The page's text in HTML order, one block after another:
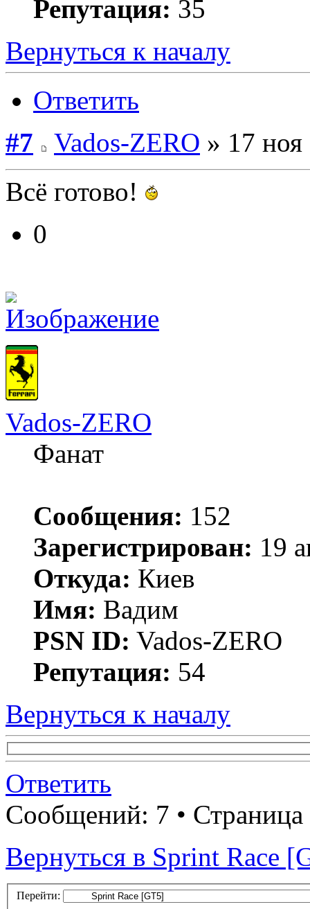
Репутация: 35
Вернуться к началу
Ответить
#7
Vados-ZERO » 17
Всё готово!
0
Vados-ZERO
Фанат
Сообщения: 152
Зарегистрирован: 19
Откуда: Киев
Имя: Вадим
PSN ID: Vados-ZERO
Репутация: 54
Вернуться к началу
Ответить
Сообщений: 7 • Страница
Вернуться в Sprint Race
Перейти: